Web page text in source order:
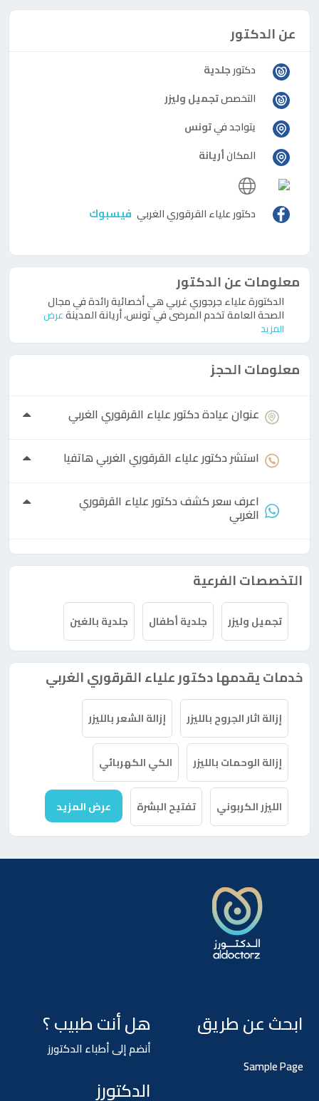
عن الدكتور
دكتورجلدية
التخصصتجميل وليزر
يتواجد فيتونس
المكانأريانة
Visit
دكتور
علياء
القرقوري
website
دكتورعلياء القرقوري الغربي فيسبوك
معلومات عن الدكتور
الدكتورة علياء جرجوري غربي هي أخصائية رائدة في مجال
الصحة العامة تخدم المرضى في تونس، أريانة المدينةعرض
المزيد
معلومات الحجز
عنوان عيادةدكتورعلياء القرقوري الغربي
استشردكتورعلياء القرقوري الغربي هاتفيا
اعرف سعر كشفدكتورعلياء القرقوري
الغربي
التخصصات الفرعية
تجميل وليزر جلدية أطفال جلدية بالغين
خدمات يقدمها دكتور علياء القرقوري الغربي
إزالة اثار الجروح بالليزر إزالة الشعر بالليزر
إزالة الوحمات بالليزر الكي الكهربائي
الليزر الكربوني تفتيح البشرة عرض المزيد
ابحث عن طريق
Sample Page
هل أنت طبيب ؟
أنضم إلى أطباء الدكتورز
الدكتورز